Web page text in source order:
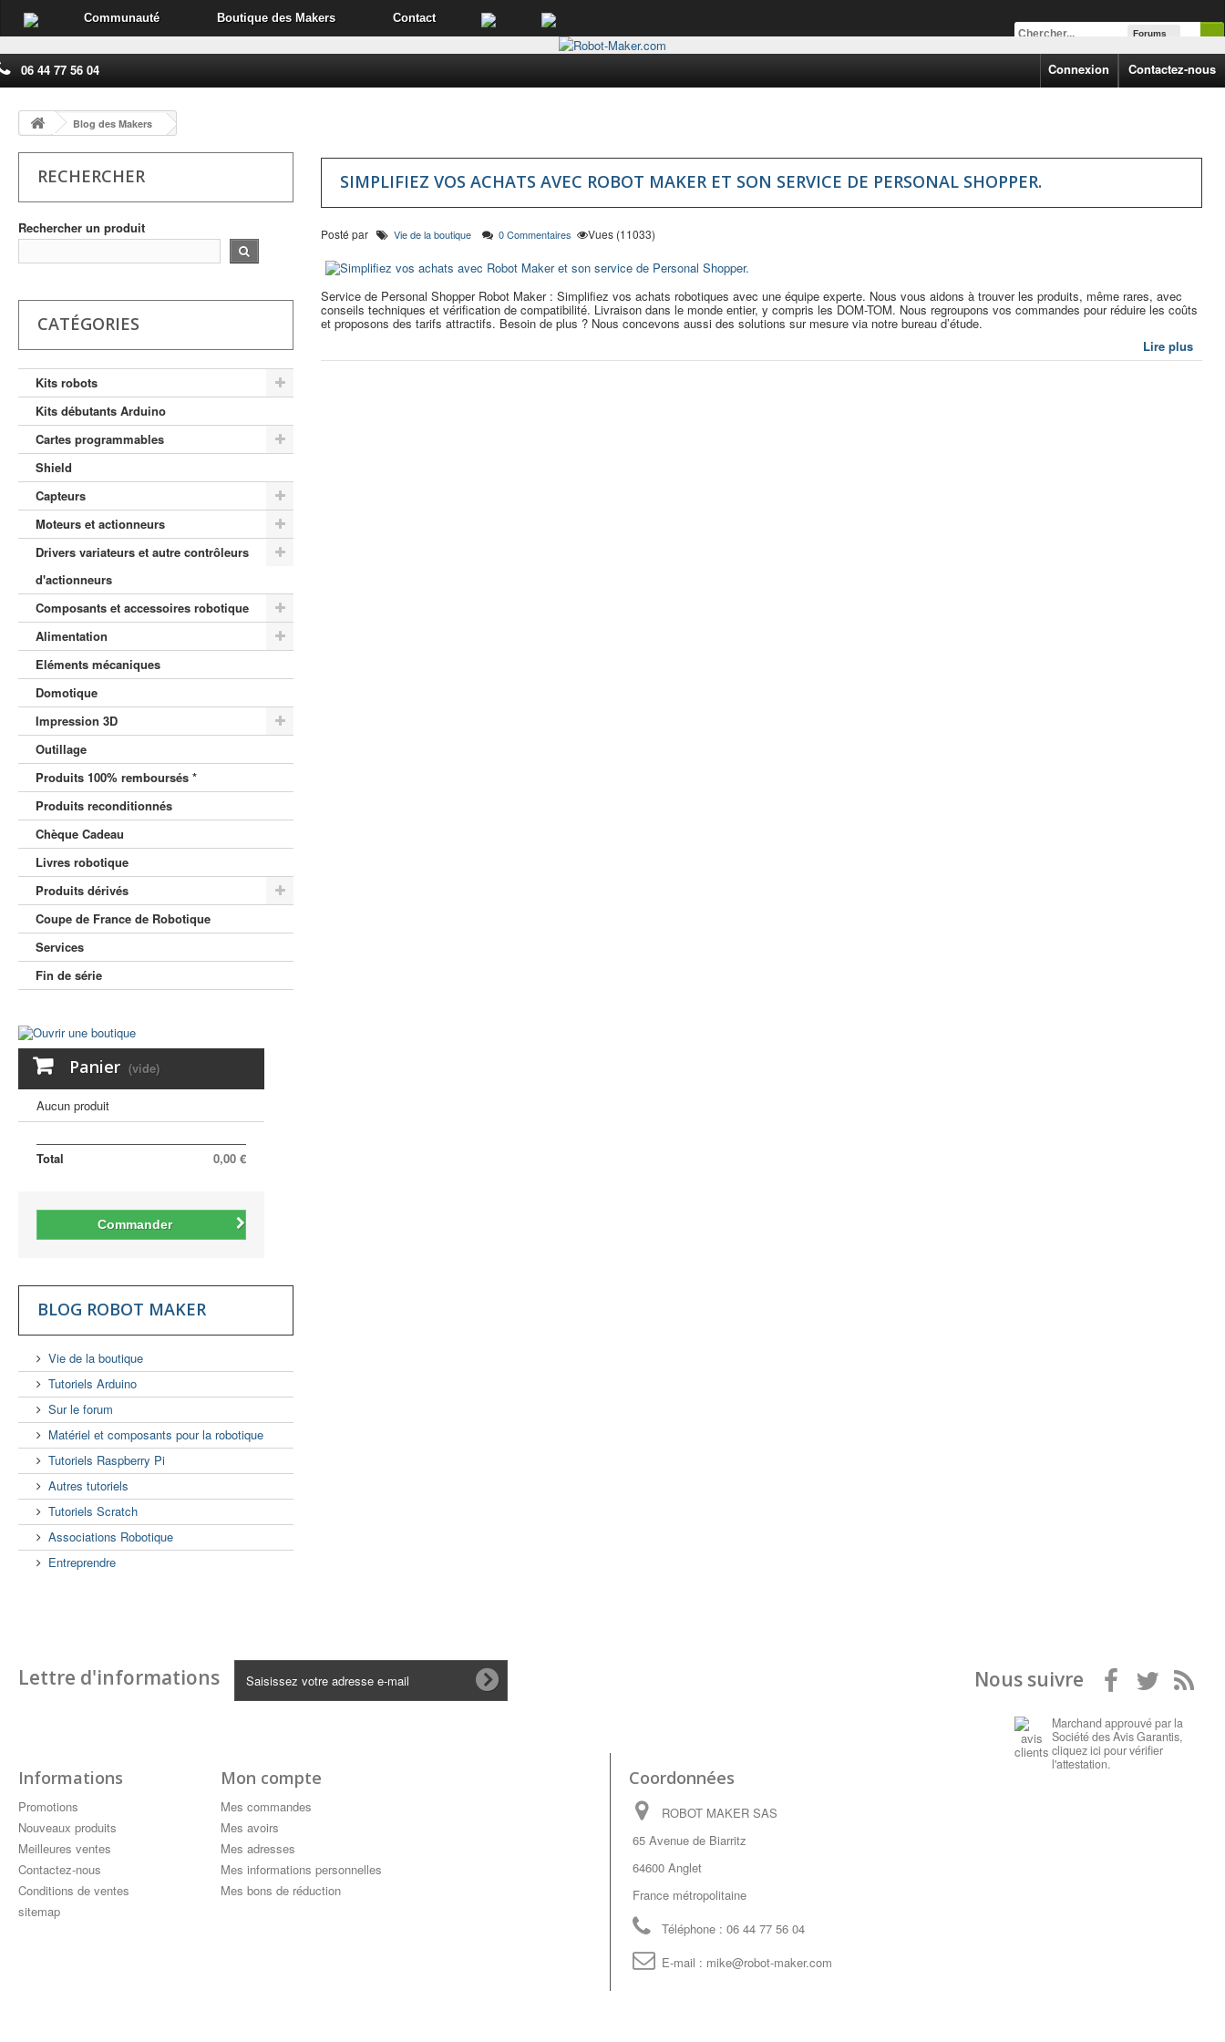
Communauté Boutique des Makers Contact
Forums
Contactez-nous
06 44 77 56 04 Connexion
Blog des Makers
RECHERCHER
Rechercher un produit
CATÉGORIES
Kits robots
Kits débutants Arduino
Cartes programmables
Shield
Capteurs
Moteurs et actionneurs
Drivers variateurs et autre contrôleurs
d'actionneurs
Composants et accessoires robotique
Alimentation
Eléments mécaniques
Domotique
Impression 3D
Outillage
Produits 100% remboursés *
Produits reconditionnés
Chèque Cadeau
Livres robotique
Produits dérivés
Coupe de France de Robotique
Services
Fin de série
Panier (vide)
Aucun produit
0,00 €
Total
Commander
BLOG ROBOT MAKER
Vie de la boutique
Tutoriels Arduino
Sur le forum
Matériel et composants pour la robotique
Tutoriels Raspberry Pi
Autres tutoriels
Tutoriels Scratch
Associations Robotique
Entreprendre
SIMPLIFIEZ VOS ACHATS AVEC ROBOT MAKER ET SON SERVICE DE PERSONAL SHOPPER.
Posté par Vie de la boutique 0 Commentaires Vues (11033)
Service de Personal Shopper Robot Maker : Simplifiez vos achats robotiques avec une équipe experte. Nous vous aidons à trouver les produits, même rares, avec
conseils techniques et vérification de compatibilité. Livraison dans le monde entier, y compris les DOM-TOM. Nous regroupons vos commandes pour réduire les coûts
et proposons des tarifs attractifs. Besoin de plus ? Nous concevons aussi des solutions sur mesure via notre bureau d’étude.
Lire plus
Lettre d'informations Nous suivre
Informations
Promotions
Nouveaux produits
Meilleures ventes
Contactez-nous
Conditions de ventes
sitemap
Mon compte
Mes commandes
Mes avoirs
Mes adresses
Mes informations personnelles
Mes bons de réduction
Coordonnées
ROBOT MAKER SAS
65 Avenue de Biarritz
64600 Anglet
France métropolitaine
Téléphone :06 44 77 56 04
E-mail : mike@robot-maker.com
Marchand approuvé par la
Société des Avis Garantis,
cliquez ici pour vérifier
l'attestation.